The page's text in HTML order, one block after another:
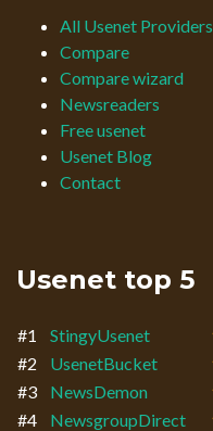
All Usenet Providers
Compare
Compare wizard
Newsreaders
Free usenet
Usenet Blog
Contact
Usenet top 5
#1 StingyUsenet
#2
UsenetBucket
#3
NewsDemon
#4
NewsgroupDirect